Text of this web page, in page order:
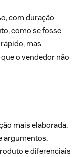
com duração
como se fosse
mas
o vendedor não
mais elaborada,
argumentos,
e diferenciais